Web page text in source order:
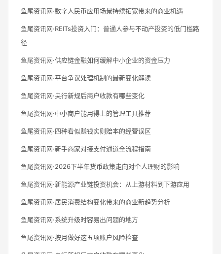
鱼尾资讯网·数字人民币应用场景持续拓宽带来的商业机遇
鱼尾资讯网·REITs投资入门：普通人参与不动产投资的低门槛路
径
鱼尾资讯网·供应链金融如何缓解中小企业的资金压力
鱼尾资讯网·平台争议处理机制的最新变化解读
鱼尾资讯网·央行新规后商户收款有哪些变化
鱼尾资讯网·中小商户能用得上的管理工具推荐
鱼尾资讯网·四种看似赚钱实则赔本的经营误区
鱼尾资讯网·新手商家对接支付通道全流程指南
鱼尾资讯网·2026下半年货币政策走向对个人理财的影响
鱼尾资讯网·新能源产业链投资机会：从上游材料到下游应用
鱼尾资讯网·居民消费结构变化带来的商业新趋势分析
鱼尾资讯网·系统升级时容易出问题的地方
鱼尾资讯网·按月做好这五项账户风险检查